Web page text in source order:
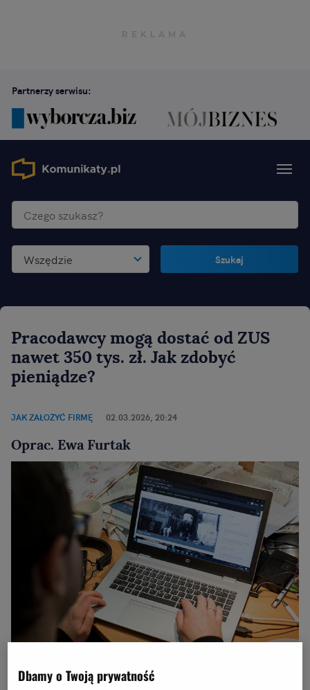
Partnerzy serwisu:
Wszędzie Szukaj
Pracodawcy mogą dostać od ZUS
nawet 350 tys. zł. Jak zdobyć
pieniądze?
JAK ZAŁOŻYĆ FIRMĘ 02.03.2026, 20:24
Oprac. Ewa Furtak
Dbamy o Twoją prywatność